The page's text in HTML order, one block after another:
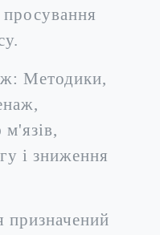
просування
Методики,
м'язів,
і зниження
призначений